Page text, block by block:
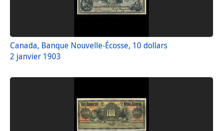
Canada, Banque Nouvelle-Écosse, 10 dollars
2 janvier 1903